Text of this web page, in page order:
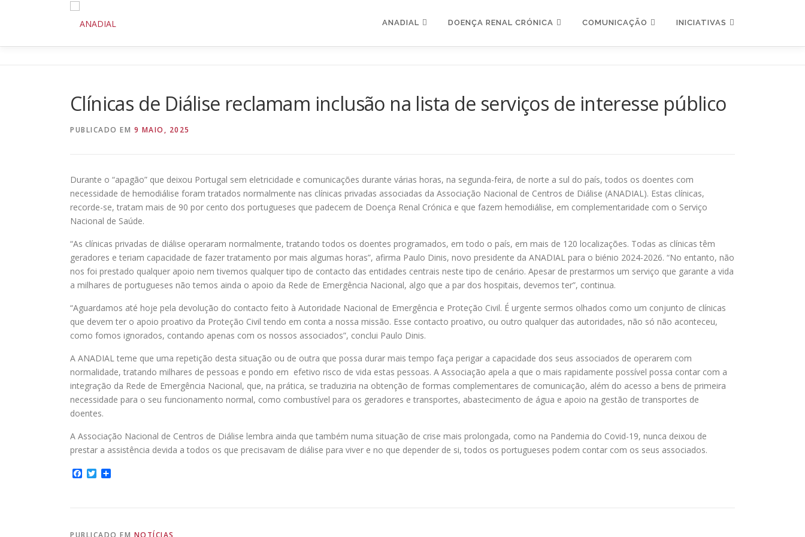
ANADIAL DOENÇA RENAL CRÓNICA COMUNICAÇÃO INICIATIVAS
Clínicas de Diálise reclamam inclusão na lista de serviços de interesse público
PUBLICADO EM 9 MAIO, 2025
Durante o “apagão” que deixou Portugal sem eletricidade e comunicações durante várias horas, na segunda-feira, de norte a sul do país, todos os doentes com
necessidade de hemodiálise foram tratados normalmente nas clínicas privadas associadas da Associação Nacional de Centros de Diálise (ANADIAL). Estas clínicas,
recorde-se, tratam mais de 90 por cento dos portugueses que padecem de Doença Renal Crónica e que fazem hemodiálise, em complementaridade com o Serviço
Nacional de Saúde.
“As clínicas privadas de diálise operaram normalmente, tratando todos os doentes programados, em todo o país, em mais de 120 localizações. Todas as clínicas têm
geradores e teriam capacidade de fazer tratamento por mais algumas horas”, afirma Paulo Dinis, novo presidente da ANADIAL para o biénio 2024-2026. “No entanto, não
nos foi prestado qualquer apoio nem tivemos qualquer tipo de contacto das entidades centrais neste tipo de cenário. Apesar de prestarmos um serviço que garante a vida
a milhares de portugueses não temos ainda o apoio da Rede de Emergência Nacional, algo que a par dos hospitais, devemos ter”, continua.
“Aguardamos até hoje pela devolução do contacto feito à Autoridade Nacional de Emergência e Proteção Civil. É urgente sermos olhados como um conjunto de clínicas
que devem ter o apoio proativo da Proteção Civil tendo em conta a nossa missão. Esse contacto proativo, ou outro qualquer das autoridades, não só não aconteceu,
como fomos ignorados, contando apenas com os nossos associados”, conclui Paulo Dinis.
A ANADIAL teme que uma repetição desta situação ou de outra que possa durar mais tempo faça perigar a capacidade dos seus associados de operarem com
normalidade, tratando milhares de pessoas e pondo em efetivo risco de vida estas pessoas. A Associação apela a que o mais rapidamente possível possa contar com a
integração da Rede de Emergência Nacional, que, na prática, se traduziria na obtenção de formas complementares de comunicação, além do acesso a bens de primeira
necessidade para o seu funcionamento normal, como combustível para os geradores e transportes, abastecimento de água e apoio na gestão de transportes de
doentes.
A Associação Nacional de Centros de Diálise lembra ainda que também numa situação de crise mais prolongada, como na Pandemia do Covid-19, nunca deixou de
prestar a assistência devida a todos os que precisavam de diálise para viver e no que depender de si, todos os portugueses podem contar com os seus associados.
Facebook
Twitter
PUBLICADO EM NOTÍCIAS